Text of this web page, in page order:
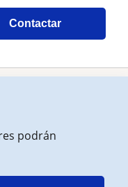
Contactar
podrán